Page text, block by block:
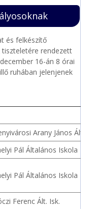
és felkészítő
rendezett
16-án 8 órai
ruhában jelenjenek
Arany János
Pál Általános Iskola
Pál Általános Iskola
Ferenc Ált. Isk.